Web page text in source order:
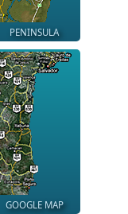
PENINSULA
GOOGLE MAP